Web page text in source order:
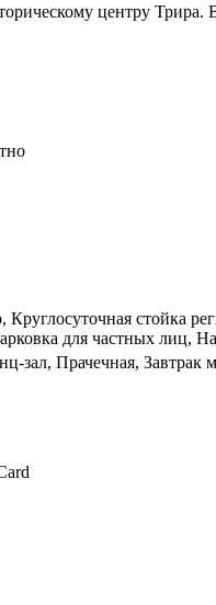
центру
стойка
для частных лиц,
зал, Прачечная, Завтрак